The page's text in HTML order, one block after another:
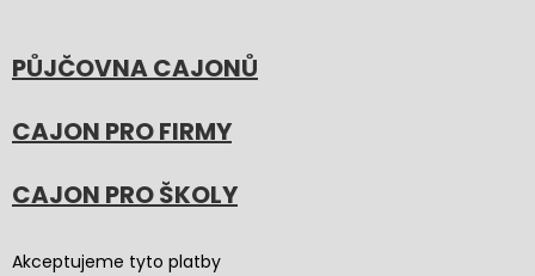
PŮJČOVNA CAJONŮ
CAJON PRO FIRMY
CAJON PRO ŠKOLY
Akceptujeme tyto platby